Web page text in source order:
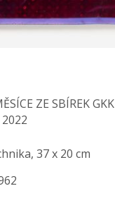
ZE SBÍREK GKK
2022
37 x 20 cm